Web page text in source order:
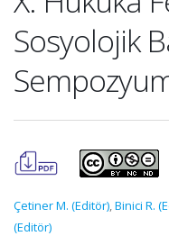
Sosyolojik
Çetiner M. (Editör),Binici R.
(Editör)